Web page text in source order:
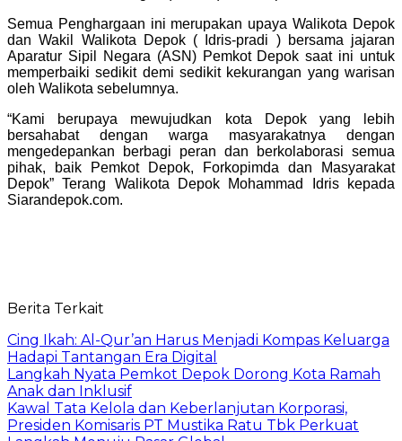
Semua Penghargaan ini merupakan upaya Walikota Depok
dan Wakil Walikota Depok ( Idris-pradi ) bersama jajaran
Aparatur Sipil Negara (ASN) Pemkot Depok saat ini untuk
memperbaiki sedikit demi sedikit kekurangan yang warisan
oleh Walikota sebelumnya.
“Kami berupaya mewujudkan kota Depok yang lebih
bersahabat dengan warga masyarakatnya dengan
mengedepankan berbagi peran dan berkolaborasi semua
pihak, baik Pemkot Depok, Forkopimda dan Masyarakat
Depok” Terang Walikota Depok Mohammad Idris kepada
Siarandepok.com.
Berita Terkait
Cing Ikah: Al-Qur’an Harus Menjadi Kompas Keluarga
Hadapi Tantangan Era Digital
Langkah Nyata Pemkot Depok Dorong Kota Ramah
Anak dan Inklusif
Kawal Tata Kelola dan Keberlanjutan Korporasi,
Presiden Komisaris PT Mustika Ratu Tbk Perkuat